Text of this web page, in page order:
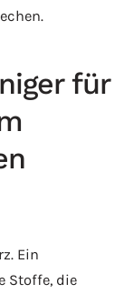
für
Ein
Stoffe, die